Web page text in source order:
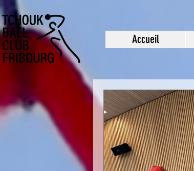
Accueil